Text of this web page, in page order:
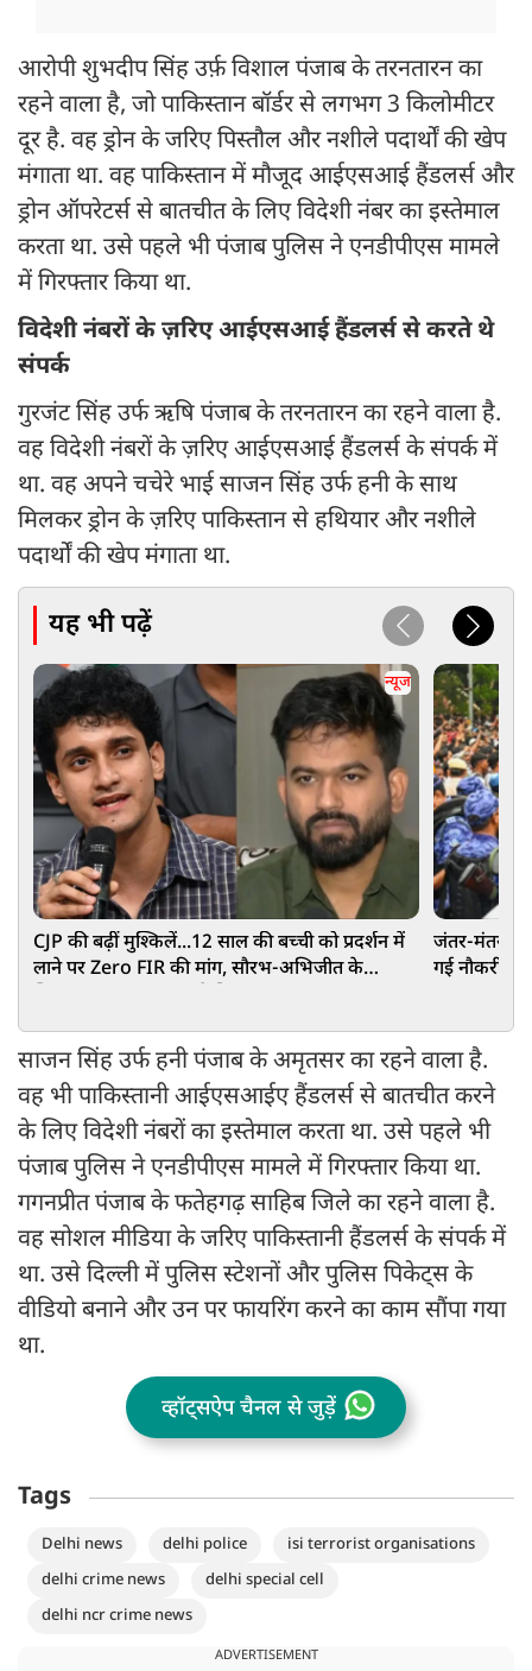
आरोपी शुभदीप सिंह उर्फ़ विशाल पंजाब के तरनतारन का
रहने वाला है, जो पाकिस्तान बॉर्डर से लगभग 3 किलोमीटर
दूर है. वह ड्रोन के जरिए पिस्तौल और नशीले पदार्थों की खेप
मंगाता था. वह पाकिस्तान में मौजूद आईएसआई हैंडलर्स और
ड्रोन ऑपरेटर्स से बातचीत के लिए विदेशी नंबर का इस्तेमाल
करता था. उसे पहले भी पंजाब पुलिस ने एनडीपीएस मामले
में गिरफ्तार किया था.
विदेशी नंबरों के ज़रिए आईएसआई हैंडलर्स से करते थे
संपर्क
गुरजंट सिंह उर्फ ऋषि पंजाब के तरनतारन का रहने वाला है.
वह विदेशी नंबरों के ज़रिए आईएसआई हैंडलर्स के संपर्क में
था. वह अपने चचेरे भाई साजन सिंह उर्फ हनी के साथ
मिलकर ड्रोन के ज़रिए पाकिस्तान से हथियार और नशीले
पदार्थों की खेप मंगाता था.
यह भी पढ़ें
न्यूज
CJP की बढ़ीं मुश्किलें...12 साल की बच्ची को प्रदर्शन में
लाने पर Zero FIR की मांग, सौरभ-अभिजीत के
जंतर-मंतर पर
गई नौकरी,
साजन सिंह उर्फ हनी पंजाब के अमृतसर का रहने वाला है.
वह भी पाकिस्तानी आईएसआईए हैंडलर्स से बातचीत करने
के लिए विदेशी नंबरों का इस्तेमाल करता था. उसे पहले भी
पंजाब पुलिस ने एनडीपीएस मामले में गिरफ्तार किया था.
गगनप्रीत पंजाब के फतेहगढ़ साहिब जिले का रहने वाला है.
वह सोशल मीडिया के जरिए पाकिस्तानी हैंडलर्स के संपर्क में
था. उसे दिल्ली में पुलिस स्टेशनों और पुलिस पिकेट्स के
वीडियो बनाने और उन पर फायरिंग करने का काम सौंपा गया
था.
व्हॉट्सऐप चैनल से जुड़ें
Tags
Delhi news delhi police
isi terrorist organisations
delhi crime news
delhi special cell
delhi ncr crime news
ADVERTISEMENT